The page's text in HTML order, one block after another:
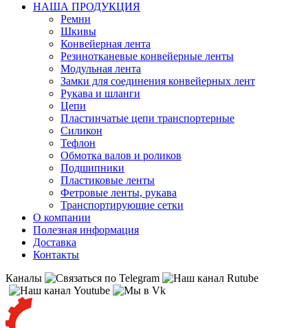
НАША ПРОДУКЦИЯ
Ремни
Шкивы
Конвейерная лента
Резинотканевые конвейерные ленты
Модульная лента
Замки для соединения конвейерных лент
Рукава и шланги
Цепи
Пластинчатые цепи транспортерные
Силикон
Тефлон
Обмотка валов и роликов
Подшипники
Пластиковые ленты
Фетровые ленты, рукава
Транспортирующие сетки
О компании
Полезная информация
Доставка
Контакты
Каналы